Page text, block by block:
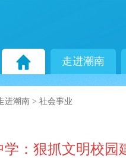
走进潮南
进潮南 > 社会事业
学：狠抓文明校园